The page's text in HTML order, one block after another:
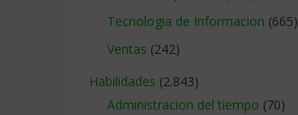
Tecnologia de Informacion (665)
Ventas (242)
Habilidades (2.843)
Administracion del tiempo (70)